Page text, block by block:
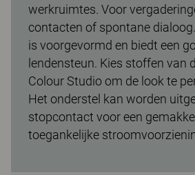
werkruimtes. Voor
contacten of spontane
is voorgevormd en biedt een
lendensteun. Kies stoffen van
Colour Studio om de look te
Het onderstel kan worden
stopcontact voor een
toegankelijke